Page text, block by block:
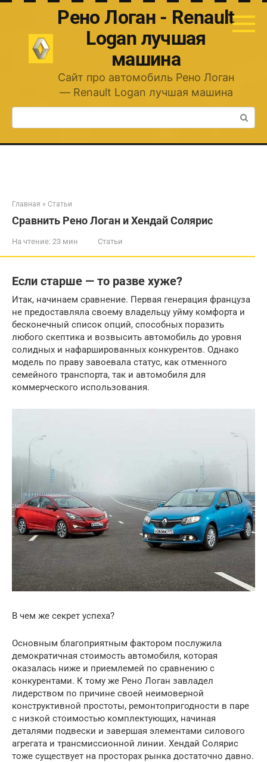
Перейти
Рено Логан - Renault
Logan лучшая
машина
Сайт про автомобиль Рено Логан
— Renault Logan лучшая машина
Поиск:
Главная » Статьи
Сравнить Рено Логан и Хендай Солярис
На чтение: 23 мин Статьи
Если старше — то разве хуже?
Итак, начинаем сравнение. Первая генерация француза
не предоставляла своему владельцу уйму комфорта и
бесконечный список опций, способных поразить
любого скептика и возвысить автомобиль до уровня
солидных и нафаршированных конкурентов. Однако
модель по праву завоевала статус, как отменного
семейного транспорта, так и автомобиля для
коммерческого использования.
В чем же секрет успеха?
Основным благоприятным фактором послужила
демократичная стоимость автомобиля, которая
оказалась ниже и приемлемей по сравнению с
конкурентами. К тому же Рено Логан завладел
лидерством по причине своей неимоверной
конструктивной простоты, ремонтопригодности в паре
с низкой стоимостью комплектующих, начиная
деталями подвески и завершая элементами силового
агрегата и трансмиссионной линии. Хендай Солярис
тоже существует на просторах рынка достаточно давно.